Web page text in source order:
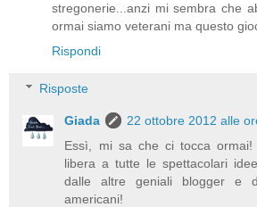
stregonerie...anzi mi sembra che
ormai siamo veterani ma questo
Rispondi
Risposte
Giada
22 ottobre 2012 alle
Essì, mi sa che ci tocca ormai!
libera a tutte le spettacolari
dalle altre geniali blogger e
americani!